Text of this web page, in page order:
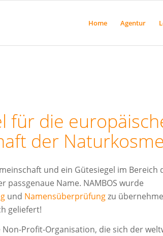
Home Agentur
für die
der
und ein Gütesiegel im Bereich
Name. NAMBOS wurde
und Namensüberprüfungzu
geliefert!
Profit-Organisation, die sich der